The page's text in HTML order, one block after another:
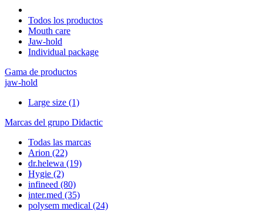
Todos los productos
Mouth care
Jaw-hold
Individual package
Gama de productos
jaw-hold
Large size (1)
Marcas del grupo Didactic
Todas las marcas
Arion (22)
dr.helewa (19)
Hygie (2)
infineed (80)
inter.med (35)
polysem medical (24)